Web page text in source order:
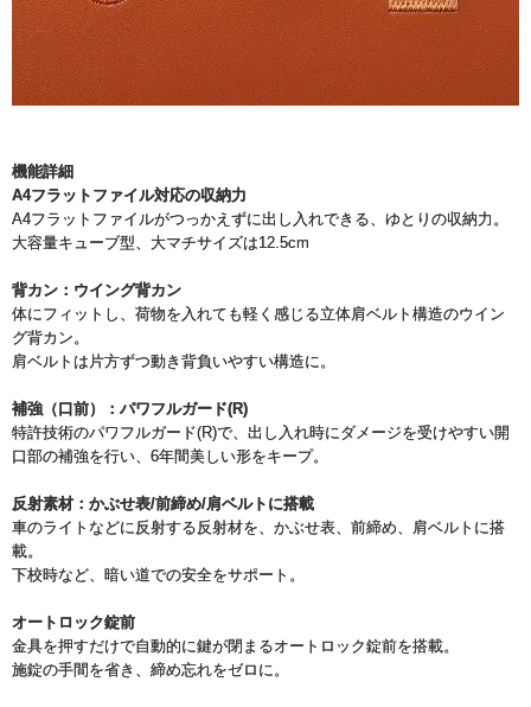
機能詳細
A4フラットファイル対応の収納力
A4フラットファイルがつっかえずに出し入れできる、ゆとりの収納力。
大容量キューブ型、大マチサイズは12.5cm
背カン：ウイング背カン
体にフィットし、荷物を入れても軽く感じる立体肩ベルト構造のウイン
グ背カン。
肩ベルトは片方ずつ動き背負いやすい構造に。
補強（口前）：パワフルガード(R)
特許技術のパワフルガード(R)で、出し入れ時にダメージを受けやすい開
口部の補強を行い、6年間美しい形をキープ。
反射素材：かぶせ表/前締め/肩ベルトに搭載
車のライトなどに反射する反射材を、かぶせ表、前締め、肩ベルトに搭
載。
下校時など、暗い道での安全をサポート。
オートロック錠前
金具を押すだけで自動的に鍵が閉まるオートロック錠前を搭載。
施錠の手間を省き、締め忘れをゼロに。